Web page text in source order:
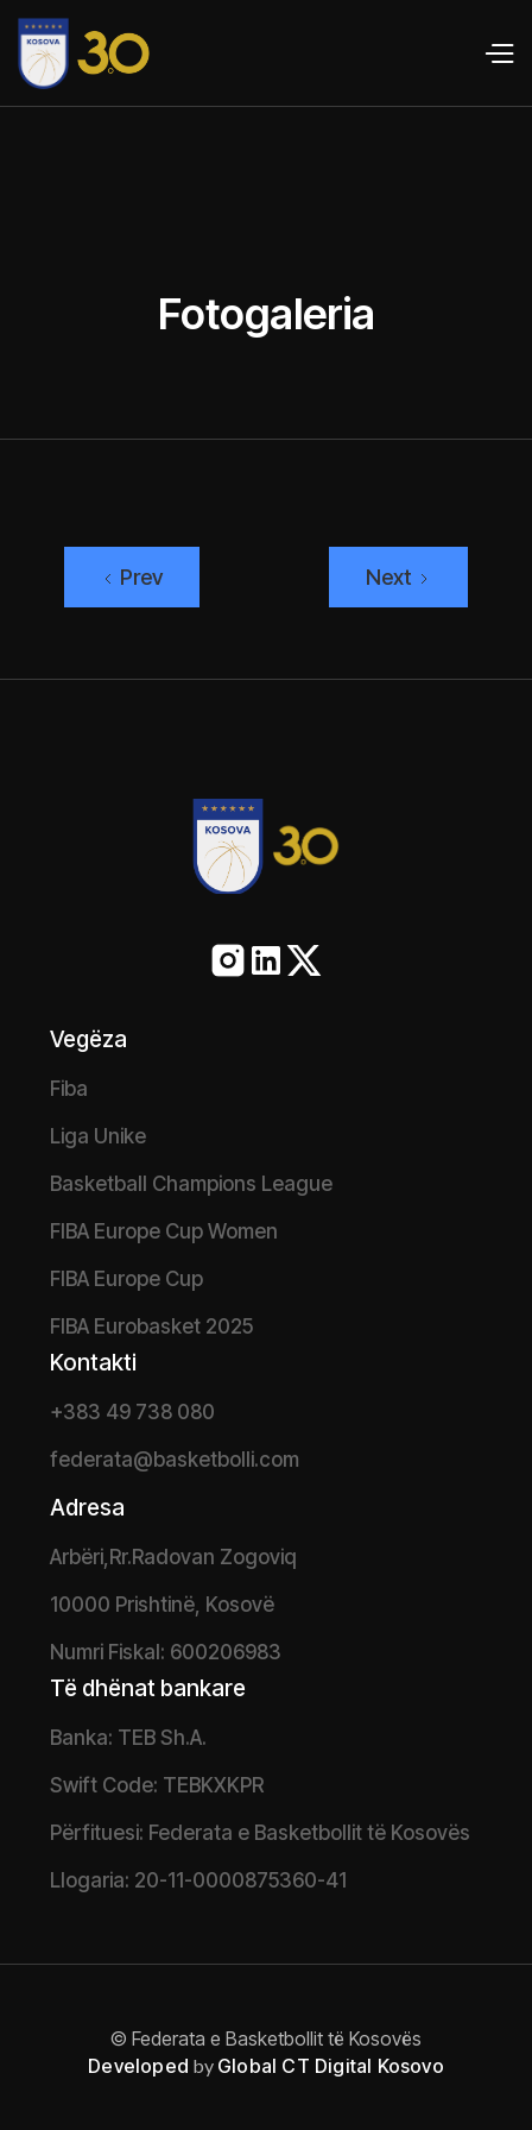
Fotogaleria
Prev Next
Vegëza
Fiba
Liga Unike
Basketball Champions League
FIBA Europe Cup Women
FIBA Europe Cup
FIBA Eurobasket 2025
Kontakti
+383 49 738 080
federata@basketbolli.com
Adresa
Arbëri,Rr.Radovan Zogoviq
10000 Prishtinë, Kosovë
Numri Fiskal: 600206983
Të dhënat bankare
Banka: TEB Sh.A.
Swift Code: TEBKXKPR
Përfituesi: Federata e Basketbollit të Kosovës
Llogaria: 20-11-0000875360-41
© Federata e Basketbollit të Kosovës
Developed by Global CT Digital Kosovo